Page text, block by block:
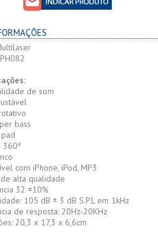
PH082
de som
bass
360º
com iPhone, iPod, MP3
alta qualidade
32 ±10%
105 dB ± 3 dB S.P.L em 1kHz
de resposta: 20Hz-20KHz
20,3 x 17,3 x 6,6cm